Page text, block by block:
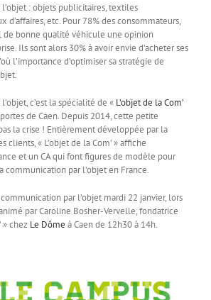
: objets publicitaires, textiles
d’affaires, etc. Pour 78% des consommateurs,
bonne qualité véhicule une opinion
Ils sont alors 30% à avoir envie d’acheter ses
l’importance d’optimiser sa stratégie de
c’est la spécialité de « L’objet de la Com’
de Caen. Depuis 2014, cette petite
la crise ! Entièrement développée par la
clients, « L’objet de la Com’ » affiche
et un CA qui font figures de modèle pour
communication par l’objet en France.
par l’objet mardi 22 janvier, lors
par Caroline Bosher-Vervelle, fondatrice
» chez Le Dôme à Caen de 12h30 à 14h.